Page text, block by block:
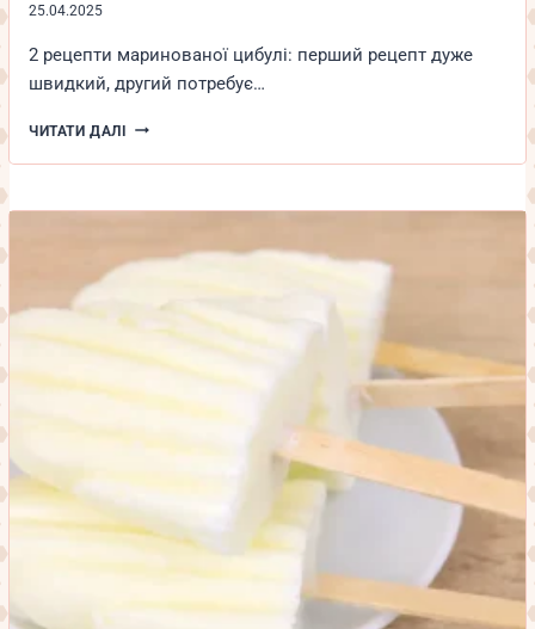
25.04.2025
2 рецепти маринованої цибулі: перший рецепт дуже
швидкий, другий потребує…
ЧИТАТИ ДАЛІ
МАРИНОВАНОЇ